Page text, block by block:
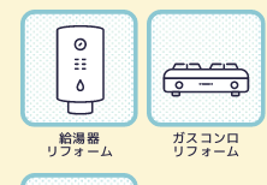
給湯器
リフォーム
ガスコンロ
リフォーム